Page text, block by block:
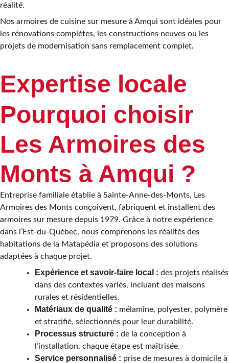
réalité.
Nos armoires de cuisine sur mesure à Amqui sont idéales pour
les rénovations complètes, les constructions neuves ou les
projets de modernisation sans remplacement complet.
Expertise locale
Pourquoi choisir
Les Armoires des
Monts à Amqui ?
Entreprise familiale établie à Sainte-Anne-des-Monts, Les
Armoires des Monts conçoivent, fabriquent et installent des
armoires sur mesure depuis 1979. Grâce à notre expérience
dans l’Est-du-Québec, nous comprenons les réalités des
habitations de la Matapédia et proposons des solutions
adaptées à chaque projet.
Expérience et savoir-faire local : des projets réalisés
dans des contextes variés, incluant des maisons
rurales et résidentielles.
Matériaux de qualité : mélamine, polyester, polymère
et stratifié, sélectionnés pour leur durabilité.
Processus structuré : de la conception à
l’installation, chaque étape est maîtrisée.
Service personnalisé : prise de mesures à domicile à